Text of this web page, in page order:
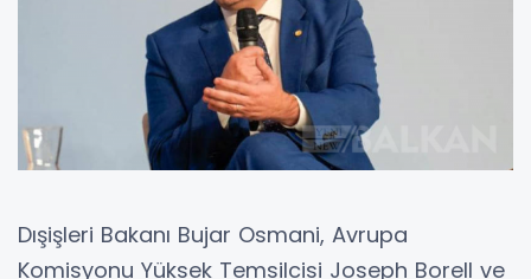
Dışişleri Bakanı Bujar Osmani, Avrupa
Komisyonu Yüksek Temsilcisi Joseph Borell ve